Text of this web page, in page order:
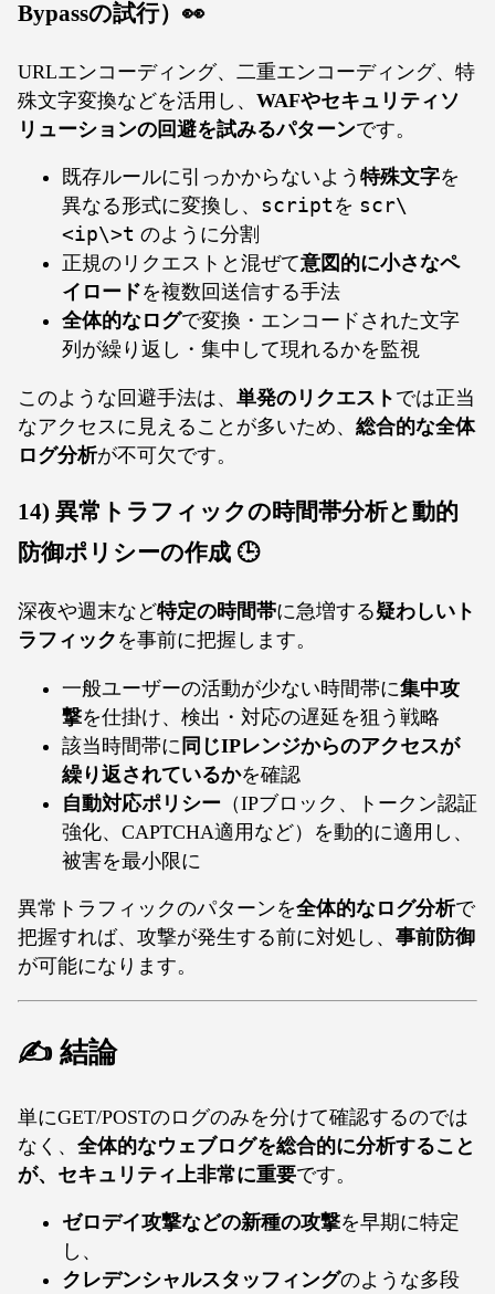
Bypassの試行）👀
URLエンコーディング、二重エンコーディング、特
殊文字変換などを活用し、 WAFやセキュリティソ
リューションの回避を試みるパターンです。
既存ルールに引っかからないよう 特殊文字を
異なる形式に変換し、 script を scr\
<ip\>t のように分割
正規のリクエストと混ぜて意図的に小さなペ
イロードを複数回送信する手法
全体的なログで変換・エンコードされた文字
列が繰り返し・集中して現れるかを監視
このような回避手法は、 単発のリクエスト では正当
なアクセスに見えることが多いため、 総合的な全体
ログ分析が不可欠です。
14) 異常トラフィックの時間帯分析と動的
防御ポリシーの作成 🕒
深夜や週末など特定の時間帯に急増する疑わしいト
ラフィック を事前に把握します。
一般ユーザーの活動が少ない時間帯に集中攻
撃を仕掛け、検出・対応の遅延を狙う戦略
該当時間帯に 同じIPレンジからのアクセスが
繰り返されているかを確認
自動対応ポリシー （IPブロック、トークン認証
強化、CAPTCHA適用など）を動的に適用し、
被害を最小限に
異常トラフィックのパターンを全体的なログ分析で
把握すれば、攻撃が発生する前に対処し、 事前防御
が可能になります。
✍️ 結論
単にGET/POSTのログのみを分けて確認するのでは
なく、 全体的なウェブログを総合的に分析すること
が、セキュリティ上非常に重要です。
ゼロデイ攻撃などの新種の攻撃を早期に特定
し、
クレデンシャルスタッフィングのような多段